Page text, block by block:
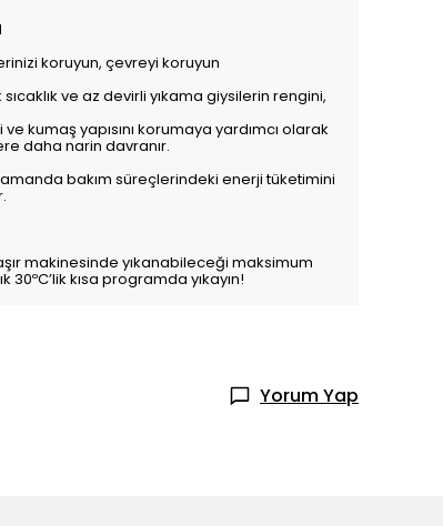
koruyun, çevreyi koruyun
sıcaklık ve az devirli yıkama giysilerin rengini,
ve kumaş yapısını korumaya yardımcı olarak
daha narin davranır.
bakım süreçlerindeki enerji tüketimini
makinesinde yıkanabileceği maksimum
30ºC’lik kısa programda yıkayın!
Yorum Yap